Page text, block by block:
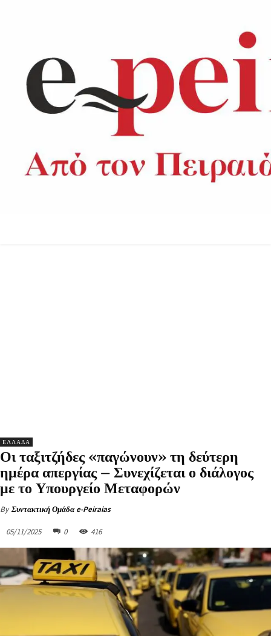
ΕΛΛΑΔΑ
Οι ταξιτζήδες «παγώνουν» τη δεύτερη
ημέρα απεργίας – Συνεχίζεται ο διάλογος
με το Υπουργείο Μεταφορών
By Συντακτική Ομάδα e-Peiraias
05/11/2025 0 416